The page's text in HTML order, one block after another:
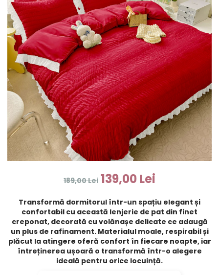
189,00 Lei 139,00 Lei
Transformă dormitorul într-un spațiu elegant și
confortabil cu această lenjerie de pat din finet
creponat, decorată cu volănașe delicate ce adaugă
un plus de rafinament. Materialul moale, respirabil și
plăcut la atingere oferă confort în fiecare noapte, iar
întreținerea ușoară o transformă într-o alegere
ideală pentru orice locuință.